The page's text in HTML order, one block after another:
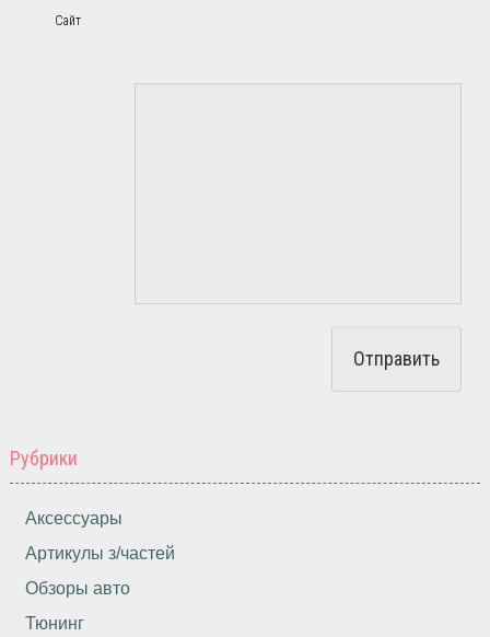
Сайт
Рубрики
Аксессуары
Артикулы з/частей
Обзоры авто
Тюнинг